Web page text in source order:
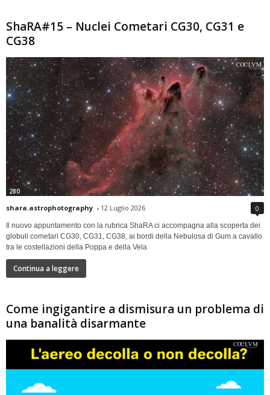
ShaRA#15 – Nuclei Cometari CG30, CG31 e
CG38
280
shara.astrophotography - 12 Luglio 2026 0
Il nuovo appuntamento con la rubrica ShaRA ci accompagna alla scoperta dei
globuli cometari CG30, CG31, CG38, ai bordi della Nebulosa di Gum a cavallo
tra le costellazioni della Poppa e della Vela
Continua a leggere
Come ingigantire a dismisura un problema di
una banalità disarmante